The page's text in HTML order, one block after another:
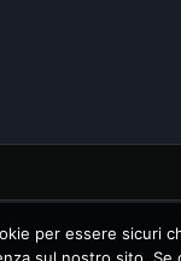
per essere sicuri